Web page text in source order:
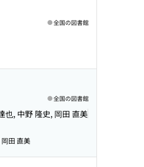
全国の図書館
也, 中野 隆史, 岡田 直美
全国の図書館
田 直美